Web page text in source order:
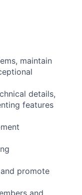
maintain
details,
features
promote
and